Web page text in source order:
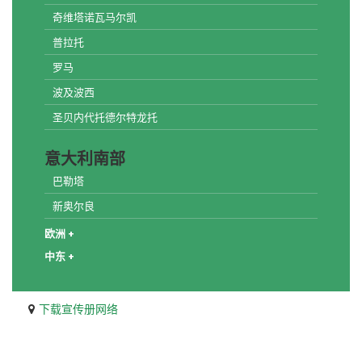
奇维塔诺瓦马尔凯
普拉托
罗马
波及波西
圣贝内代托德尔特龙托
意大利南部
巴勒塔
新奥尔良
欧洲 +
中东 +
下载宣传册网络